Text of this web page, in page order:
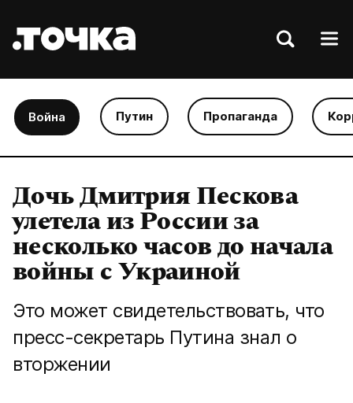
Война Путин Пропаганда
Дочь Дмитрия Пескова
улетела из России за
несколько часов до начала
войны с Украиной
Это может свидетельствовать, что
пресс-секретарь Путина знал о
вторжении